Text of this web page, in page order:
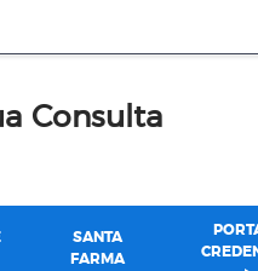
Consulta
SANTA
FARMA